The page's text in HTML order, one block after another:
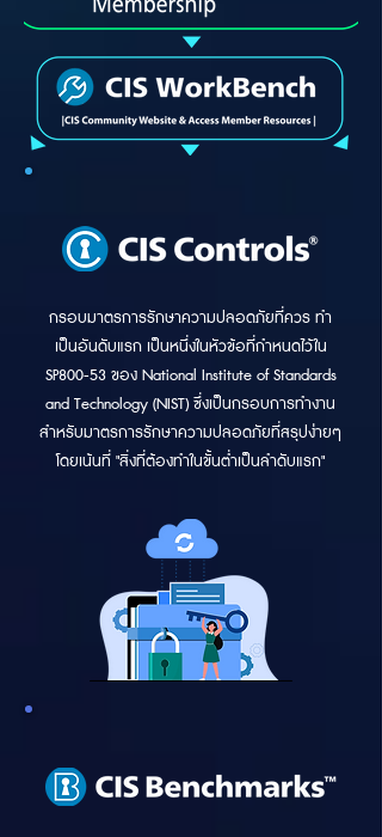
กรอบมาตรการรักษาความปลอดภัยที่ควร ทำ
เป็นอันดับแรก เป็นหนึ่งในหัวข้อที่กำหนดไว้ใน
SP800-53 ของ National Institute of Standards
and Technology (NIST) ซึ่งเป็นกรอบการทำงาน
สำหรับมาตรการรักษาความปลอดภัยที่สรุปง่ายๆ
โดยเน้นที่ "สิ่งที่ต้องทำในขั้นต่ำเป็นลำดับแรก"